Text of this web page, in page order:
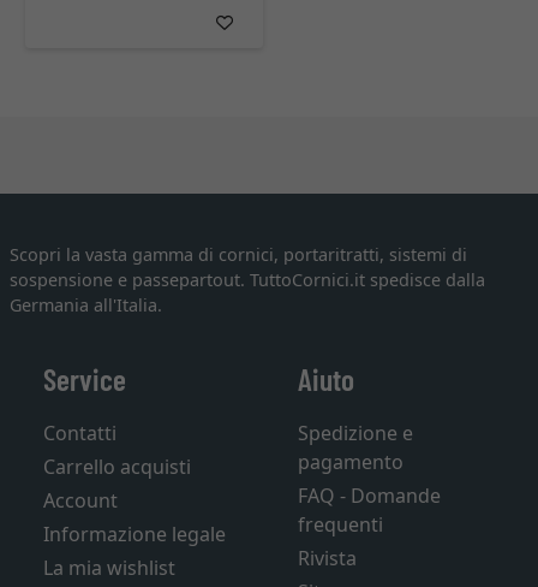
Scopri la vasta gamma di cornici, portaritratti, sistemi di
sospensione e passepartout. TuttoCornici.it spedisce dalla
Germania all'Italia.
Service
Contatti
Carrello acquisti
Account
Informazione legale
La mia wishlist
Aiuto
Spedizione e
pagamento
FAQ - Domande
frequenti
Rivista